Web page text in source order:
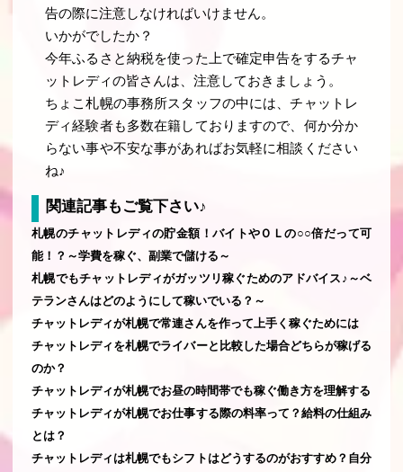
告の際に注意しなければいけません。
いかがでしたか？
今年ふるさと納税を使った上で確定申告をするチャ
ットレディの皆さんは、注意しておきましょう。
ちょこ札幌の事務所スタッフの中には、チャットレ
ディ経験者も多数在籍しておりますので、何か分か
らない事や不安な事があればお気軽に相談ください
ね♪
関連記事もご覧下さい♪
札幌のチャットレディの貯金額！バイトやＯＬの○○倍だって可
能！？～学費を稼ぐ、副業で儲ける～
札幌でもチャットレディがガッツリ稼ぐためのアドバイス♪～ベ
テランさんはどのようにして稼いでいる？～
チャットレディが札幌で常連さんを作って上手く稼ぐためには
チャットレディを札幌でライバーと比較した場合どちらが稼げる
のか？
チャットレディが札幌でお昼の時間帯でも稼ぐ働き方を理解する
チャットレディが札幌でお仕事する際の料率って？給料の仕組み
とは？
チャットレディは札幌でもシフトはどうするのがおすすめ？自分